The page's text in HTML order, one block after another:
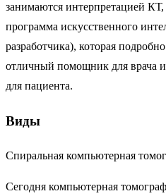
занимаются интерпретацией КТ,
программа искусственного
разработчика), которая
отличный помощник для врача и
для пациента.
Виды
Спиральная компьютерная
Сегодня компьютерная